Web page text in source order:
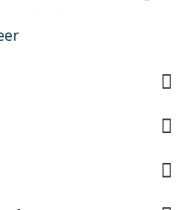
wilt plaatsen of
een magnetische